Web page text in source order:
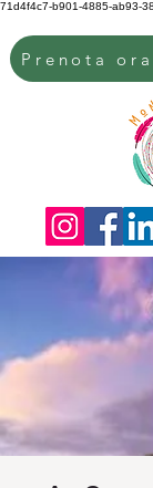
71d4f4c7-b901-4885-ab93-
Prenota